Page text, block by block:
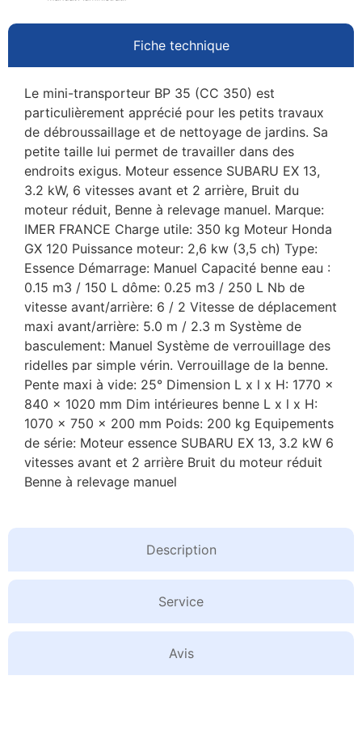
Fiche technique
Description
Service
Avis
Le mini-transporteur BP 35 (CC 350) est
particulièrement apprécié pour les petits travaux
de débroussaillage et de nettoyage de jardins. Sa
petite taille lui permet de travailler dans des
endroits exigus. Moteur essence SUBARU EX 13,
3.2 kW, 6 vitesses avant et 2 arrière, Bruit du
moteur réduit, Benne à relevage manuel. Marque:
IMER FRANCE Charge utile: 350 kg Moteur Honda
GX 120 Puissance moteur: 2,6 kw (3,5 ch) Type:
Essence Démarrage: Manuel Capacité benne eau :
0.15 m3 / 150 L dôme: 0.25 m3 / 250 L Nb de
vitesse avant/arrière: 6 / 2 Vitesse de déplacement
maxi avant/arrière: 5.0 m / 2.3 m Système de
basculement: Manuel Système de verrouillage des
ridelles par simple vérin. Verrouillage de la benne.
Pente maxi à vide: 25° Dimension L x l x H: 1770 x
840 x 1020 mm Dim intérieures benne L x l x H:
1070 x 750 x 200 mm Poids: 200 kg Equipements
de série: Moteur essence SUBARU EX 13, 3.2 kW 6
vitesses avant et 2 arrière Bruit du moteur réduit
Benne à relevage manuel